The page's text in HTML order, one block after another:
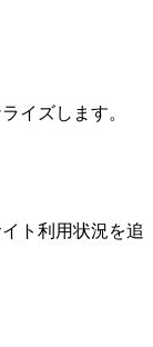
イズします。
ト利用状況を追